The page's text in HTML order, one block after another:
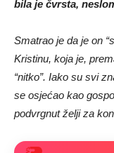
bila je čvrsta,
Smatrao je da je on
Kristinu, koja je,
“nitko”. Iako su svi
se osjećao kao
podvrgnut želji za